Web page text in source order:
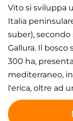
Vito si sviluppa
Italia
suber),
Gallura. Il
300 ha,
mediterraneo,
l'erica, oltre ad